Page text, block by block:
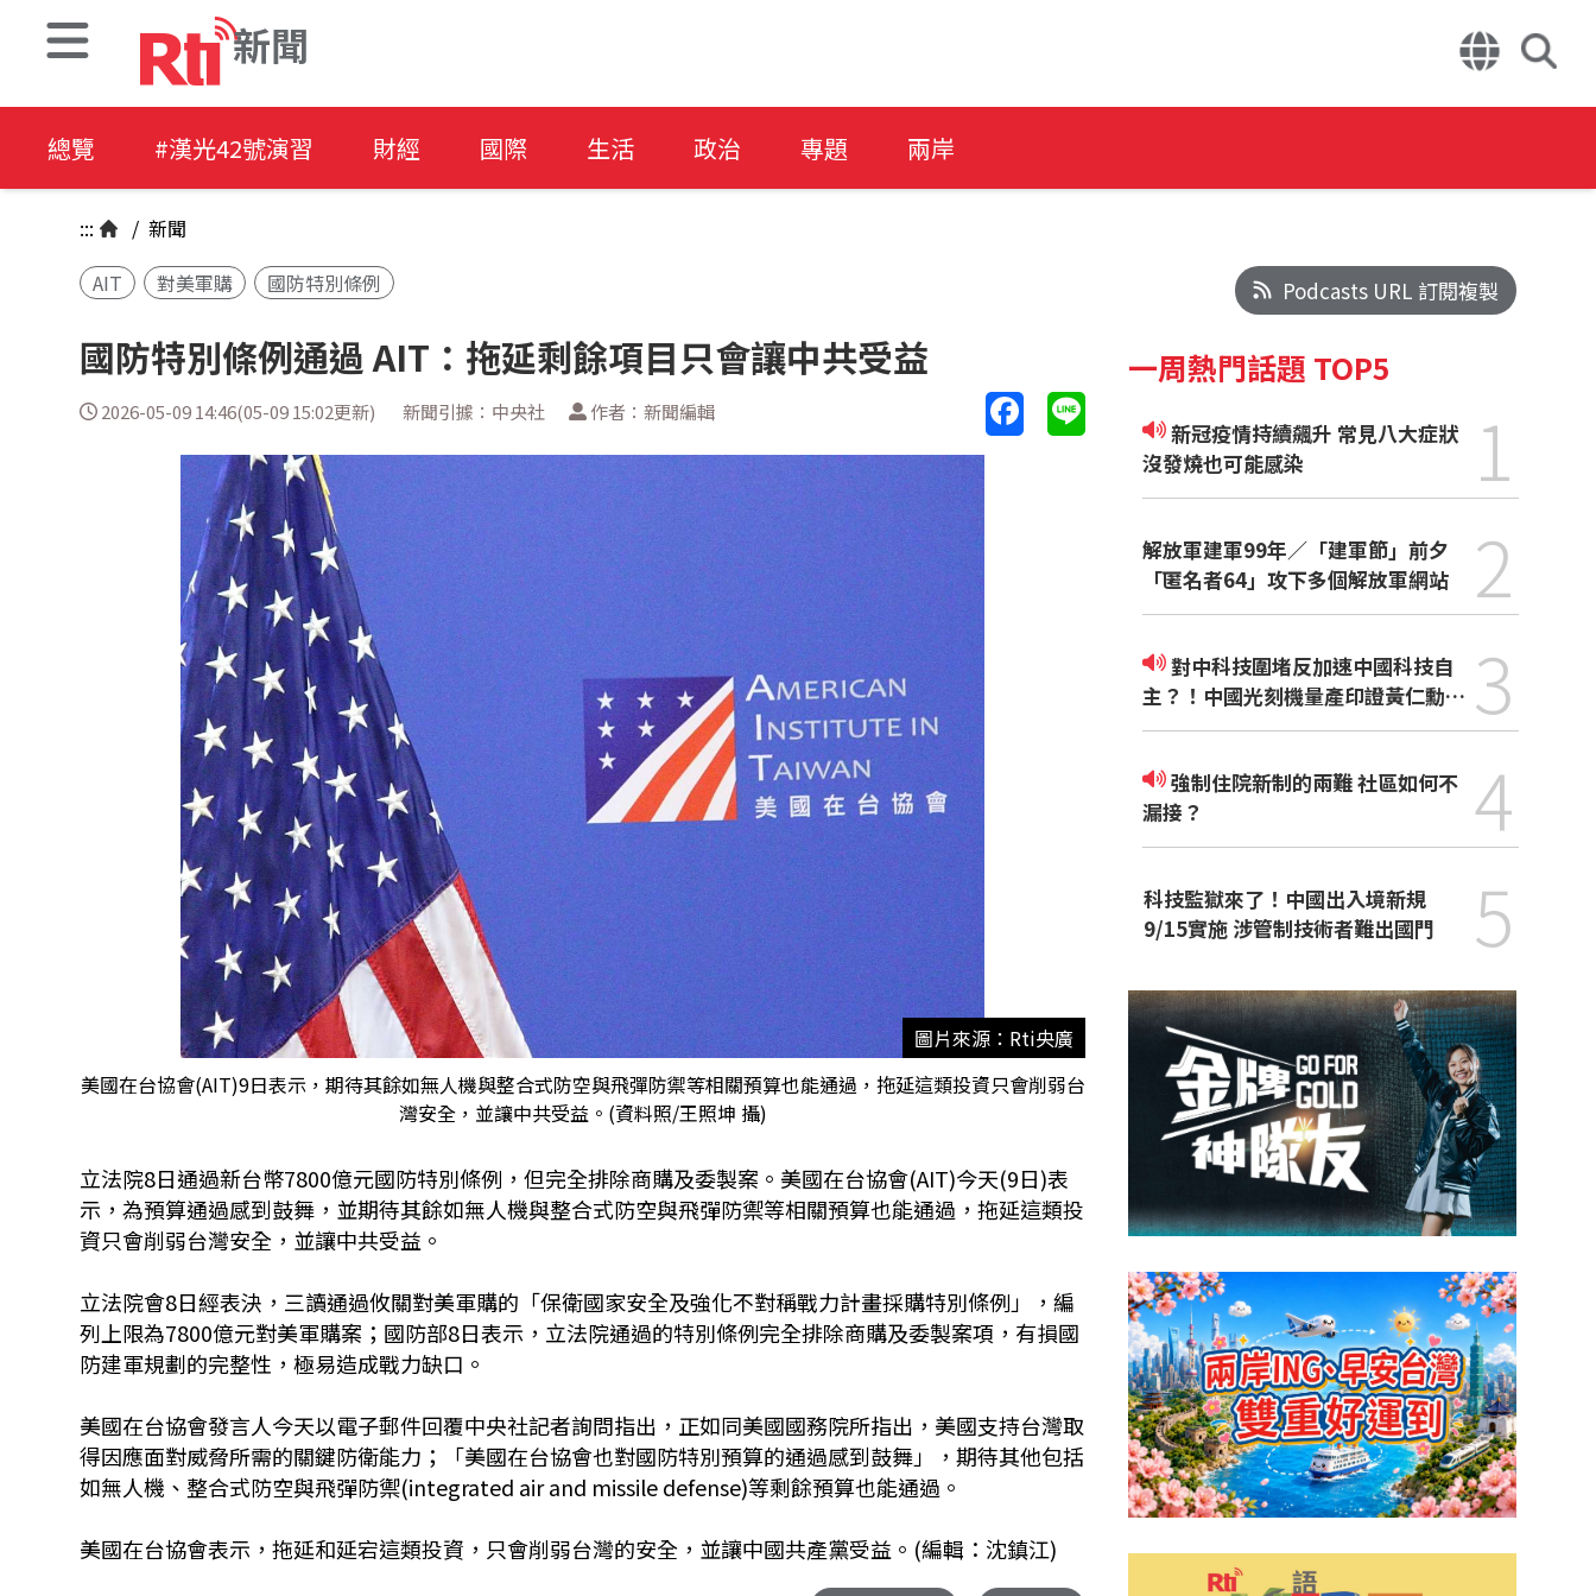
新聞
總覽 #漢光42號演習 財經 國際 生活 政治 專題 兩岸
::: / 新聞
AIT
對美軍購 國防特別條例
國防特別條例通過 AIT：拖延剩餘項目只會讓中共受益
2026-05-09 14:46(05-09 15:02更新) 新聞引據：中央社 作者：新聞編輯
圖片來源：Rti央廣
美國在台協會(AIT)9日表示，期待其餘如無人機與整合式防空與飛彈防禦等相關預算也能通過，拖延這類投資只會削弱台
灣安全，並讓中共受益。(資料照/王照坤 攝)
立法院8日通過新台幣7800億元國防特別條例，但完全排除商購及委製案。美國在台協會(AIT)今天(9日)表
示，為預算通過感到鼓舞，並期待其餘如無人機與整合式防空與飛彈防禦等相關預算也能通過，拖延這類投
資只會削弱台灣安全，並讓中共受益。
立法院會8日經表決，三讀通過攸關對美軍購的「保衛國家安全及強化不對稱戰力計畫採購特別條例」，編
列上限為7800億元對美軍購案；國防部8日表示，立法院通過的特別條例完全排除商購及委製案項，有損國
防建軍規劃的完整性，極易造成戰力缺口。
美國在台協會發言人今天以電子郵件回覆中央社記者詢問指出，正如同美國國務院所指出，美國支持台灣取
得因應面對威脅所需的關鍵防衛能力；「美國在台協會也對國防特別預算的通過感到鼓舞」，期待其他包括
如無人機、整合式防空與飛彈防禦(integrated air and missile defense)等剩餘預算也能通過。
美國在台協會表示，拖延和延宕這類投資，只會削弱台灣的安全，並讓中國共產黨受益。(編輯：沈鎮江)
Podcasts URL 訂閱複製
一周熱門話題 TOP5
新冠疫情持續飆升 常見八大症狀
沒發燒也可能感染
1
解放軍建軍99年／「建軍節」前夕
「匿名者64」攻下多個解放軍網站
2
對中科技圍堵反加速中國科技自
主？！中國光刻機量產印證黃仁勳觀
點
3
強制住院新制的兩難 社區如何不
漏接？
4
科技監獄來了！中國出入境新規
9/15實施 涉管制技術者難出國門
5